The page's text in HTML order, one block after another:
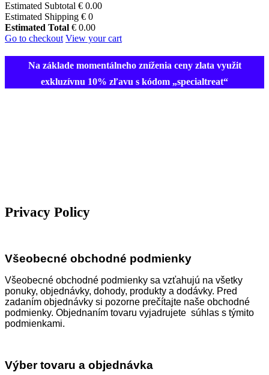
Estimated Subtotal € 0.00
Estimated Shipping € 0
Estimated Total € 0.00
Go to checkout View your cart
Na základe momentálneho zníženia ceny zlata využit
exkluzívnu 10% zľavu s kódom „specialtreat“
Privacy Policy
Všeobecné obchodné podmienky
Všeobecné obchodné podmienky sa vzťahujú na všetky
ponuky, objednávky, dohody, produkty a dodávky. Pred
zadaním objednávky si pozorne prečítajte naše obchodné
podmienky. Objednaním tovaru vyjadrujete súhlas s týmito
podmienkami.
Výber tovaru a objednávka